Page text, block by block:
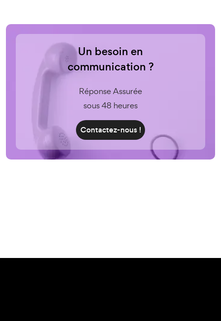
Un besoin en
communication ?
Réponse Assurée
sous 48 heures
Contactez-nous !